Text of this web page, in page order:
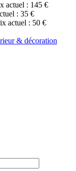
actuel : 145 €
: 35 €
actuel : 50 €
& décoration